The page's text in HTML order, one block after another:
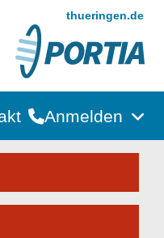
thueringen.de
Anmelden